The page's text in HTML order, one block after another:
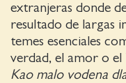
extranjeras donde
resultado de largas
temes esenciales
verdad, el amor o
Kao malo vodena